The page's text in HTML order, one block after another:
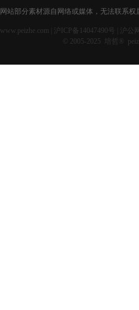
网站部分素材源自网络或媒体，无法联系
www.peizhe.com 沪ICP备14047490号
沪公
© 2005-2025 培哲®